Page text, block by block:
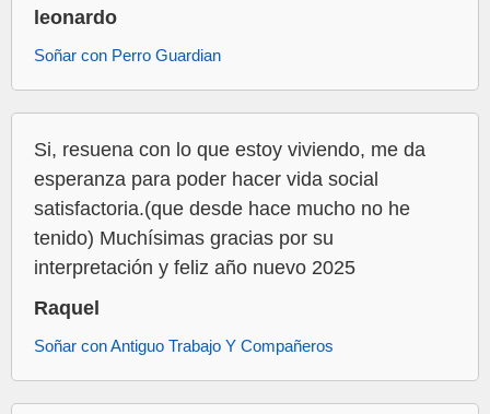
leonardo
Soñar con Perro Guardian
Si, resuena con lo que estoy viviendo, me da
esperanza para poder hacer vida social
satisfactoria.(que desde hace mucho no he
tenido) Muchísimas gracias por su
interpretación y feliz año nuevo 2025
Raquel
Soñar con Antiguo Trabajo Y Compañeros